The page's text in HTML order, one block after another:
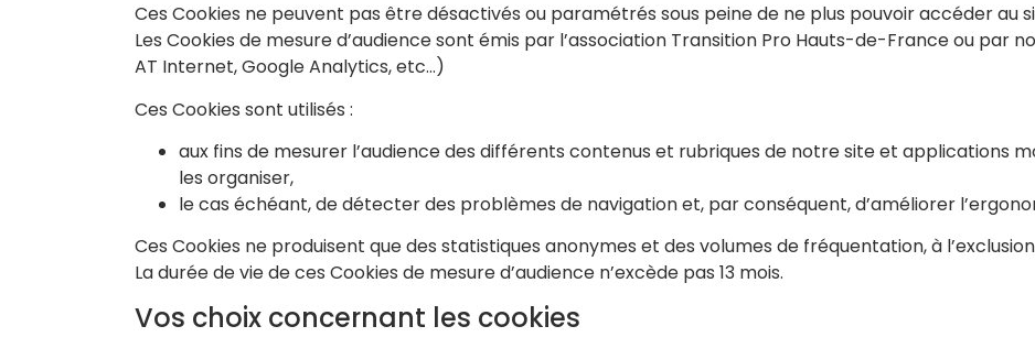
Ces Cookies ne peuvent pas être désactivés ou paramétrés sous peine de ne plus pouvoir accéder au
Les Cookies de mesure d’audience sont émis par l’association Transition Pro Hauts-de-France ou par
AT Internet, Google Analytics, etc…)
Ces Cookies sont utilisés :
aux fins de mesurer l’audience des différents contenus et rubriques de notre site et applications
les organiser,
le cas échéant, de détecter des problèmes de navigation et, par conséquent, d’améliorer
Ces Cookies ne produisent que des statistiques anonymes et des volumes de fréquentation, à
La durée de vie de ces Cookies de mesure d’audience n’excède pas 13 mois.
Vos choix concernant les cookies